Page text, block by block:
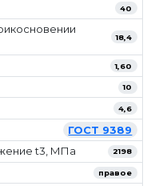
40
18,4
1,60
10
4,6
ГОСТ 9389
t3, МПа
2198
правое